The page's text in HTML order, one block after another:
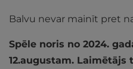
Balvu nevar mainīt pret
Spēle noris no 2024.
12.augustam. Laimētājs